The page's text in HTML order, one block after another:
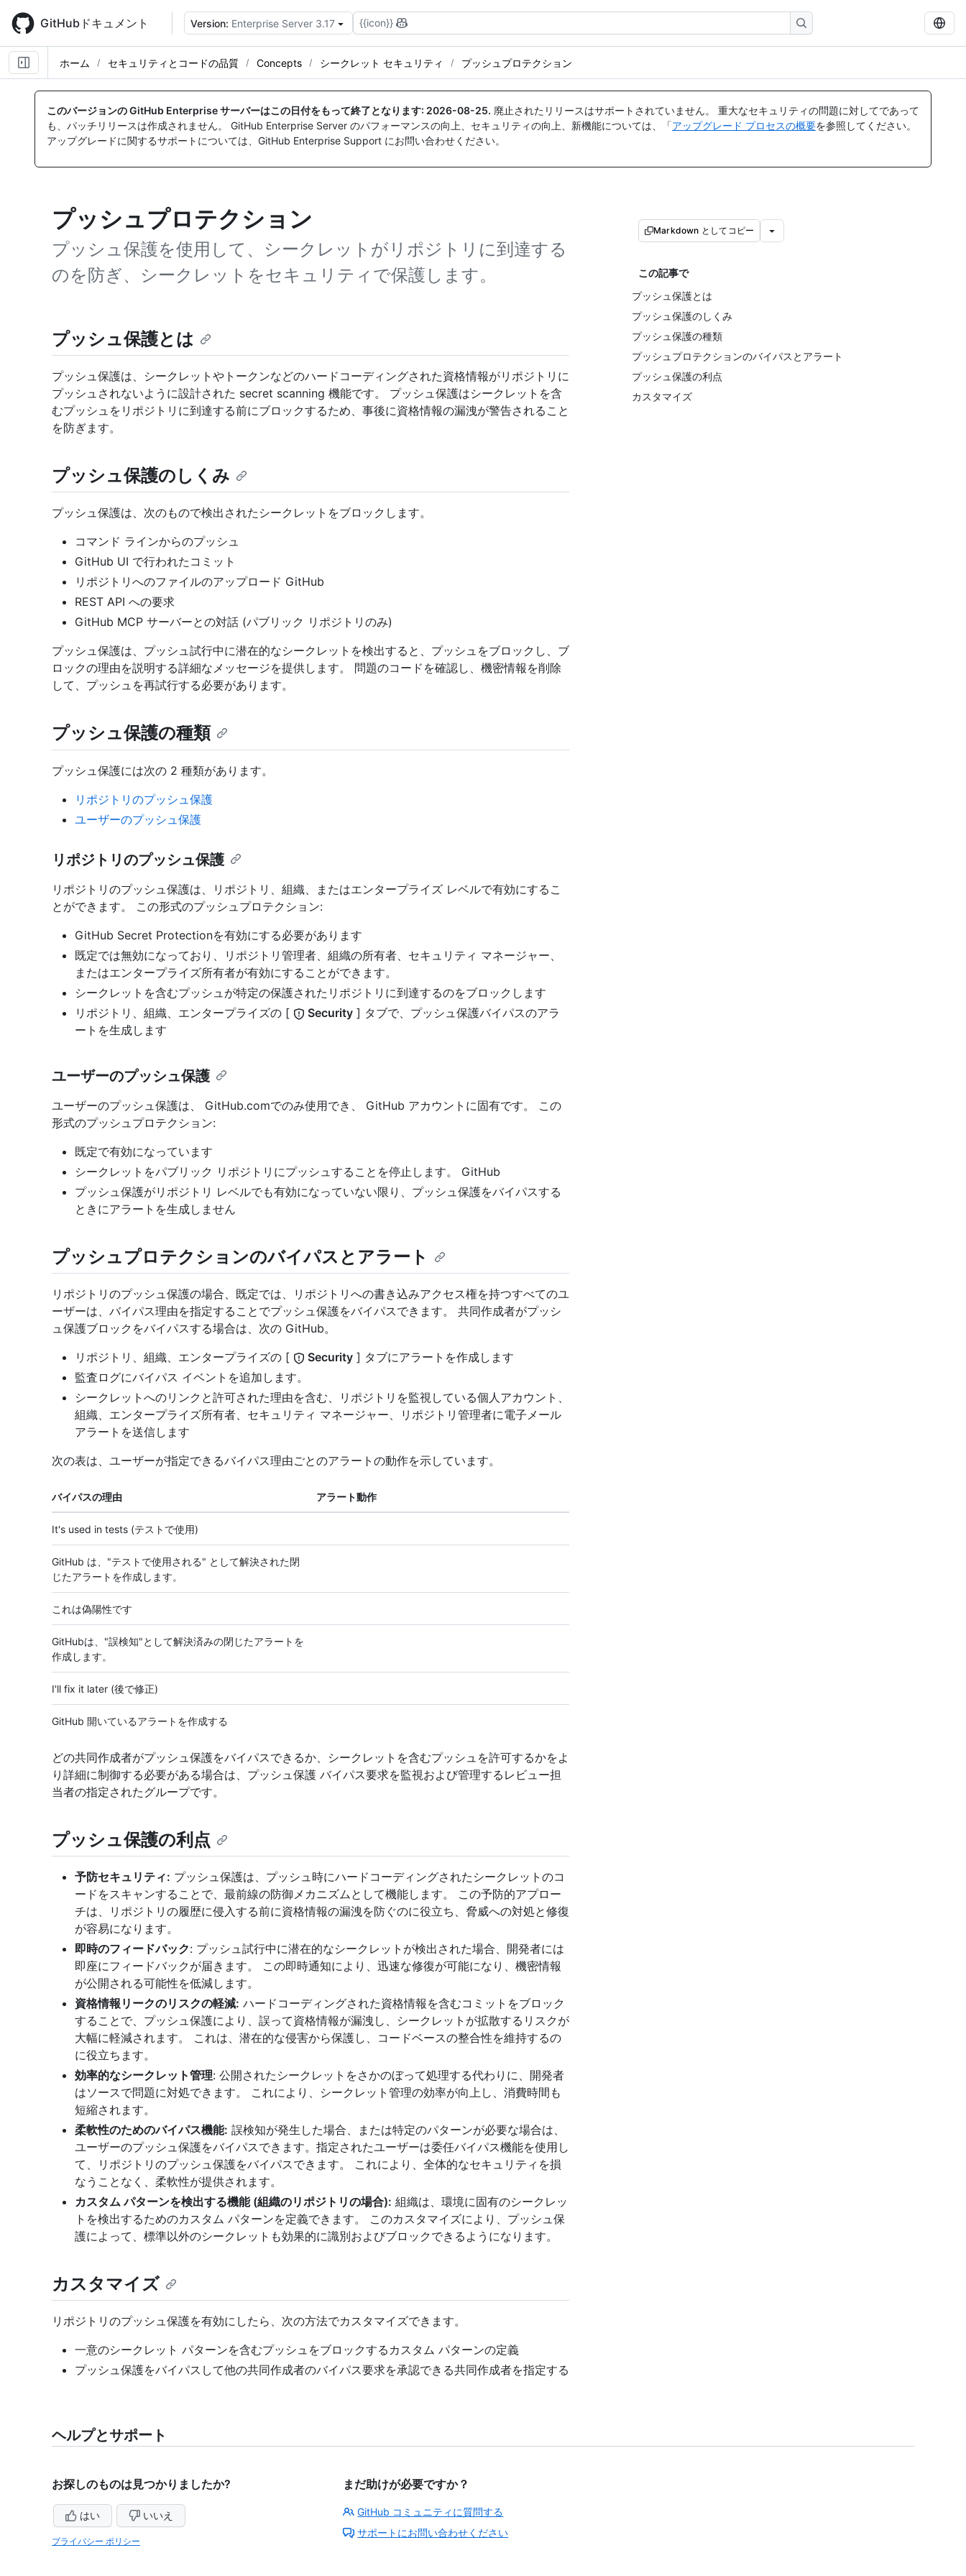
main
content
GitHubドキュメント Version: Enterprise Server 3.17 {{icon}}
ホーム セキュリティとコードの品質 Concepts シークレット セキュリティ プッシュプロテクション
このバージョンの GitHub Enterprise サーバーはこの日付をもって終了となります: 2026-08-25. 廃止されたリリースはサポートされていません。 重大なセキュリティの問題に対してであって
も、パッチリリースは作成されません。 GitHub Enterprise Server のパフォーマンスの向上、セキュリティの向上、新機能については、「アップグレード プロセスの概要を参照してください。
アップグレードに関するサポートについては、GitHub Enterprise Support にお問い合わせください。
プッシュプロテクション
プッシュ保護を使用して、シークレットがリポジトリに到達する
のを防ぎ、シークレットをセキュリティで保護します。
Markdown としてコピー
この記事で
プッシュ保護とは
プッシュ保護のしくみ
プッシュ保護の種類
プッシュプロテクションのバイパスとアラート
プッシュ保護の利点
カスタマイズ
プッシュ保護とは
プッシュ保護は、シークレットやトークンなどのハードコーディングされた資格情報がリポジトリに
プッシュされないように設計された secret scanning 機能です。 プッシュ保護はシークレットを含
むプッシュをリポジトリに到達する前にブロックするため、事後に資格情報の漏洩が警告されること
を防ぎます。
プッシュ保護のしくみ
プッシュ保護は、次のもので検出されたシークレットをブロックします。
コマンド ラインからのプッシュ
GitHub UI で行われたコミット
リポジトリへのファイルのアップロード GitHub
REST API への要求
GitHub MCP サーバーとの対話 (パブリック リポジトリのみ)
プッシュ保護は、プッシュ試行中に潜在的なシークレットを検出すると、プッシュをブロックし、ブ
ロックの理由を説明する詳細なメッセージを提供します。 問題のコードを確認し、機密情報を削除
して、プッシュを再試行する必要があります。
プッシュ保護の種類
プッシュ保護には次の 2 種類があります。
リポジトリのプッシュ保護
ユーザーのプッシュ保護
リポジトリのプッシュ保護
リポジトリのプッシュ保護は、リポジトリ、組織、またはエンタープライズ レベルで有効にするこ
とができます。 この形式のプッシュプロテクション:
GitHub Secret Protectionを有効にする必要があります
既定では無効になっており、リポジトリ管理者、組織の所有者、セキュリティ マネージャー、
またはエンタープライズ所有者が有効にすることができます。
シークレットを含むプッシュが特定の保護されたリポジトリに到達するのをブロックします
リポジトリ、組織、エンタープライズの [
Security ] タブで、プッシュ保護バイパスのアラ
ートを生成します
ユーザーのプッシュ保護
ユーザーのプッシュ保護は、 GitHub.comでのみ使用でき、 GitHub アカウントに固有です。 この
形式のプッシュプロテクション:
既定で有効になっています
シークレットをパブリック リポジトリにプッシュすることを停止します。 GitHub
プッシュ保護がリポジトリ レベルでも有効になっていない限り、プッシュ保護をバイパスする
ときにアラートを生成しません
プッシュプロテクションのバイパスとアラート
リポジトリのプッシュ保護の場合、既定では、リポジトリへの書き込みアクセス権を持つすべてのユ
ーザーは、バイパス理由を指定することでプッシュ保護をバイパスできます。 共同作成者がプッシ
ュ保護ブロックをバイパスする場合は、次の GitHub。
リポジトリ、組織、エンタープライズの [
Security ] タブにアラートを作成します
監査ログにバイパス イベントを追加します。
シークレットへのリンクと許可された理由を含む、リポジトリを監視している個人アカウント、
組織、エンタープライズ所有者、セキュリティ マネージャー、リポジトリ管理者に電子メール
アラートを送信します
次の表は、ユーザーが指定できるバイパス理由ごとのアラートの動作を示しています。
バイパスの理由 アラート動作
It's used in tests (テストで使用)
GitHub は、"テストで使用される" として解決された閉
じたアラートを作成します。
これは偽陽性です
GitHubは、"誤検知"として解決済みの閉じたアラートを
作成します。
I'll fix it later (後で修正)
GitHub 開いているアラートを作成する
どの共同作成者がプッシュ保護をバイパスできるか、シークレットを含むプッシュを許可するかをよ
り詳細に制御する必要がある場合は、プッシュ保護 バイパス要求を監視および管理するレビュー担
当者の指定されたグループです。
プッシュ保護の利点
予防セキュリティ: プッシュ保護は、プッシュ時にハードコーディングされたシークレットのコ
ードをスキャンすることで、最前線の防御メカニズムとして機能します。 この予防的アプロー
チは、リポジトリの履歴に侵入する前に資格情報の漏洩を防ぐのに役立ち、脅威への対処と修復
が容易になります。
即時のフィードバック: プッシュ試行中に潜在的なシークレットが検出された場合、開発者には
即座にフィードバックが届きます。 この即時通知により、迅速な修復が可能になり、機密情報
が公開される可能性を低減します。
資格情報リークのリスクの軽減: ハードコーディングされた資格情報を含むコミットをブロック
することで、プッシュ保護により、誤って資格情報が漏洩し、シークレットが拡散するリスクが
大幅に軽減されます。 これは、潜在的な侵害から保護し、コードベースの整合性を維持するの
に役立ちます。
効率的なシークレット管理: 公開されたシークレットをさかのぼって処理する代わりに、開発者
はソースで問題に対処できます。 これにより、シークレット管理の効率が向上し、消費時間も
短縮されます。
柔軟性のためのバイパス機能: 誤検知が発生した場合、または特定のパターンが必要な場合は、
ユーザーのプッシュ保護をバイパスできます。指定されたユーザーは委任バイパス機能を使用し
て、リポジトリのプッシュ保護をバイパスできます。 これにより、全体的なセキュリティを損
なうことなく、柔軟性が提供されます。
カスタム パターンを検出する機能 (組織のリポジトリの場合): 組織は、環境に固有のシークレッ
トを検出するためのカスタム パターンを定義できます。 このカスタマイズにより、プッシュ保
護によって、標準以外のシークレットも効果的に識別およびブロックできるようになります。
カスタマイズ
リポジトリのプッシュ保護を有効にしたら、次の方法でカスタマイズできます。
一意のシークレット パターンを含むプッシュをブロックするカスタム パターンの定義
プッシュ保護をバイパスして他の共同作成者のバイパス要求を承認できる共同作成者を指定する
ヘルプとサポート
お探しのものは見つかりましたか?
はい いいえ
プライバシー ポリシー
まだ助けが必要ですか？
GitHub コミュニティに質問する
サポートにお問い合わせください